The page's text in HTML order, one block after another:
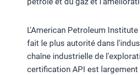
L'American Petroleum
fait le plus autorité dans
chaîne industrielle de
certification API est largement